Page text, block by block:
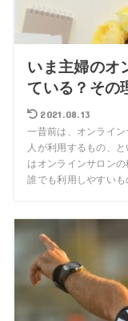
いま主婦のオ
ている？その
2021.08.13
一昔前は、オンライ
人が利用するもの、
はオンラインサロン
誰でも利用しやすいも